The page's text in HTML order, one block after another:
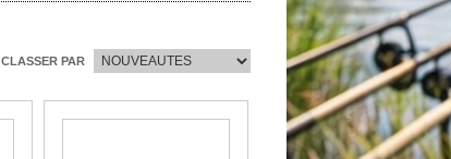
CLASSER PAR